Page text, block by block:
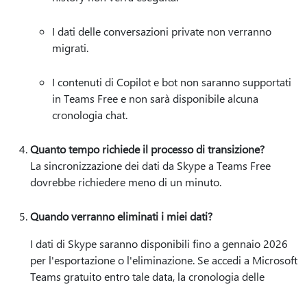
I dati delle conversazioni private non verranno
migrati.
I contenuti di Copilot e bot non saranno supportati
in Teams Free e non sarà disponibile alcuna
cronologia chat.
Quanto tempo richiede il processo di transizione?
La sincronizzazione dei dati da Skype a Teams Free
dovrebbe richiedere meno di un minuto.
Quando verranno eliminati i miei dati?
I dati di Skype saranno disponibili fino a gennaio 2026
per l'esportazione o l'eliminazione. Se accedi a Microsoft
Teams gratuito entro tale data, la cronologia delle